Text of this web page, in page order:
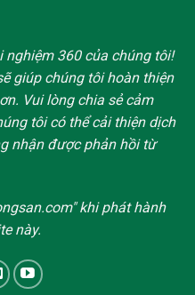
nghiệm 360 của chúng tôi!
giúp chúng tôi hoàn thiện
Vui lòng chia sẻ cảm
tôi có thể cải thiện dịch
nhận được phản hồi từ
khi phát hành
này.